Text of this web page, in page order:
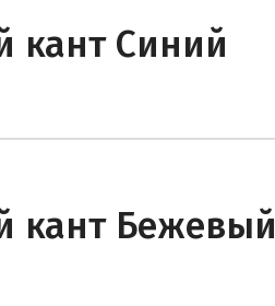
кант Синий
кант Бежевый